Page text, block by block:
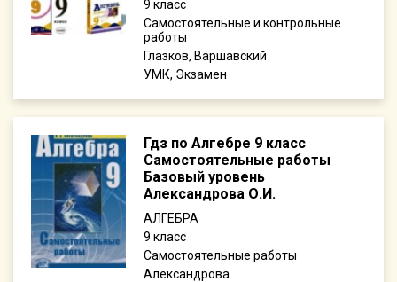
9
Самостоятельные и контрольные
работы
Глазков, Варшавский
УМК, Экзамен
Гдз по Алгебре 9 класс
Самостоятельные работы
Базовый уровень
Александрова О.И.
АЛГЕБРА
9
Самостоятельные работы
Александрова